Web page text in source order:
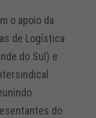
o apoio da
de Logística
do Sul) e
do